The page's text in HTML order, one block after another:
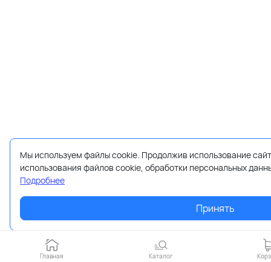
Главная Каталог
Мы используем файлы cookie. Продолжив использование
использования файлов cookie, обработки персональных
Подробнее
Принять